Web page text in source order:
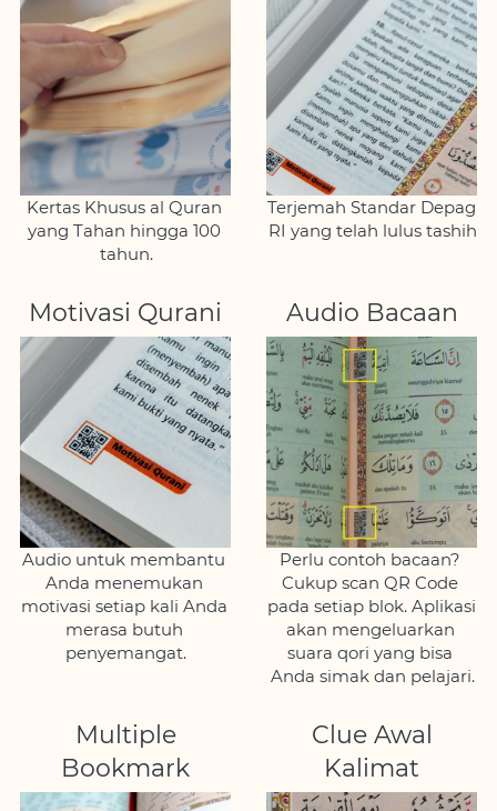
Kertas Khusus al Quran
yang Tahan hingga 100
tahun.
Terjemah Standar Depag
RI yang telah lulus tashih
Motivasi Qurani
Audio untuk membantu
Anda menemukan
motivasi setiap kali Anda
merasa butuh
penyemangat.
Audio Bacaan
Perlu contoh bacaan?
Cukup scan QR Code
pada setiap blok. Aplikasi
akan mengeluarkan
suara qori yang bisa
Anda simak dan pelajari.
Multiple
Bookmark
Clue Awal
Kalimat